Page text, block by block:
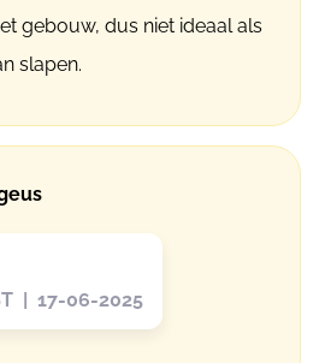
gebouw, dus niet ideaal als
slapen.
| 17-06-2025